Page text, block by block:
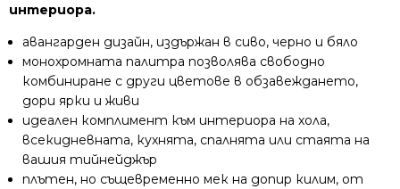
интериора.
авангарден дизайн, издържан в сиво, черно и бяло
монохромната палитра позволява свободно
комбиниране с други цветове в обзавеждането,
дори ярки и живи
идеален комплимент към интериора на хола,
всекидневната, кухнята, спалнята или стаята на
вашия тийнейджър
плътен, но същевременно мек на допир килим, от